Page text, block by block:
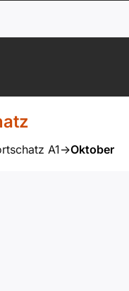
A1->Oktober